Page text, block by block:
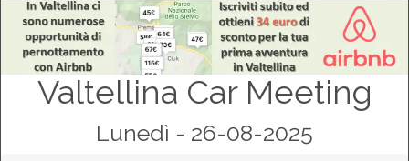
Valtellina Car Meeting
Lunedì - 26-08-2025